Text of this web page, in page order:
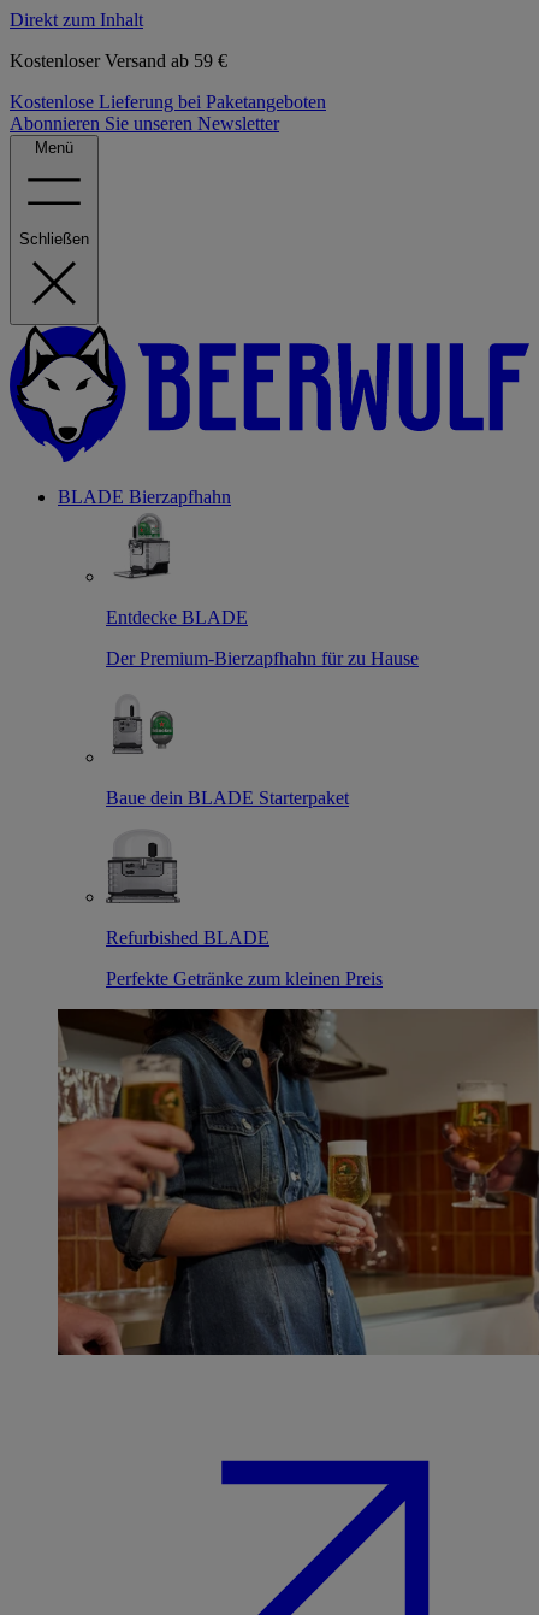
Direkt zum Inhalt
Kostenloser Versand ab 59 €
Kostenlose Lieferung bei Paketangeboten
Abonnieren Sie unseren Newsletter
Menü
Schließen
BLADE Bierzapfhahn
Entdecke BLADE
Der Premium-Bierzapfhahn für zu Hause
Baue dein BLADE Starterpaket
Refurbished BLADE
Perfekte Getränke zum kleinen Preis